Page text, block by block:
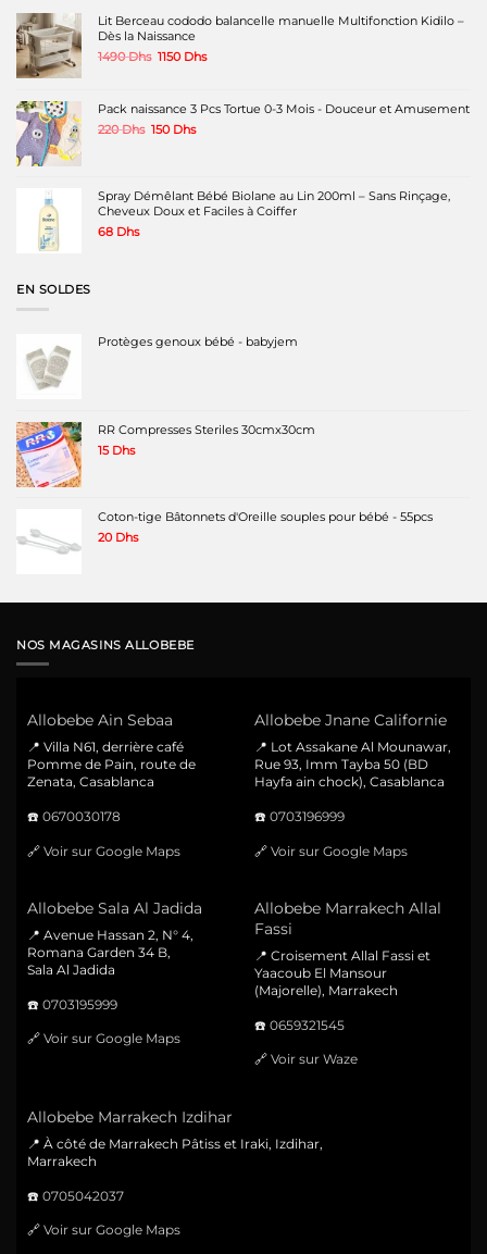
Lit Berceau cododo balancelle manuelle Multifonction Kidilo –
Dès la Naissance
1490Dhs Le
1490 Dhs.
1150 DhsLe
1150 Dhs.
Pack naissance 3 Pcs Tortue 0-3 Mois - Douceur et Amusement
220Dhs Le
220 Dhs.
150 DhsLe
150 Dhs.
Spray Démêlant Bébé Biolane au Lin 200ml – Sans Rinçage,
Cheveux Doux et Faciles à Coiffer
68 Dhs
EN SOLDES
Protèges genoux bébé - babyjem
RR Compresses Steriles 30cmx30cm
15 Dhs
Coton-tige Bâtonnets d'Oreille souples pour bébé - 55pcs
20 Dhs
NOS MAGASINS ALLOBEBE
Allobebe Ain Sebaa
📍 Villa N61, derrière café
Pomme de Pain, route de
Zenata, Casablanca
☎️ 0670030178
🔗 Voir sur Google Maps
Allobebe Jnane Californie
📍 Lot Assakane Al Mounawar,
Rue 93, Imm Tayba 50 (BD
Hayfa ain chock), Casablanca
☎️ 0703196999
🔗 Voir sur Google Maps
Allobebe Sala Al Jadida
📍 Avenue Hassan 2, N° 4,
Romana Garden 34 B,
Sala Al Jadida
☎️ 0703195999
🔗 Voir sur Google Maps
Allobebe Marrakech Allal
Fassi
📍 Croisement Allal Fassi et
Yaacoub El Mansour
(Majorelle), Marrakech
☎️ 0659321545
🔗 Voir sur Waze
Allobebe Marrakech Izdihar
📍 À côté de Marrakech Pâtiss et Iraki, Izdihar,
Marrakech
☎️ 0705042037
🔗 Voir sur Google Maps